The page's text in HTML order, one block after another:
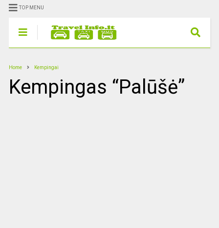
TOP MENU
Home Kempingai
Kempingas “Palūšė”